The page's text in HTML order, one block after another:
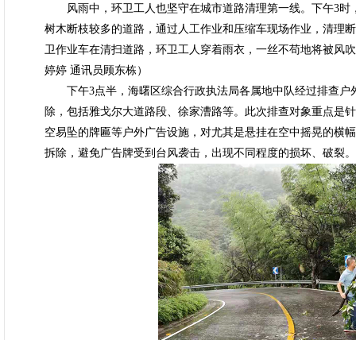
风雨中，环卫工人也坚守在城市道路清理第一线。下午3时
树木断枝较多的道路，通过人工作业和压缩车现场作业，清理
卫作业车在清扫道路，环卫工人穿着雨衣，一丝不苟地将被风
婷婷 通讯员顾东栋）
下午3点半，海曙区综合行政执法局各属地中队经过排查户
除，包括雅戈尔大道路段、徐家漕路等。此次排查对象重点是
空易坠的牌匾等户外广告设施，对尤其是悬挂在空中摇晃的横
拆除，避免广告牌受到台风袭击，出现不同程度的损坏、破裂。